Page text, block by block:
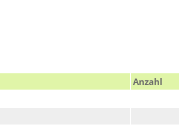
Anzahl